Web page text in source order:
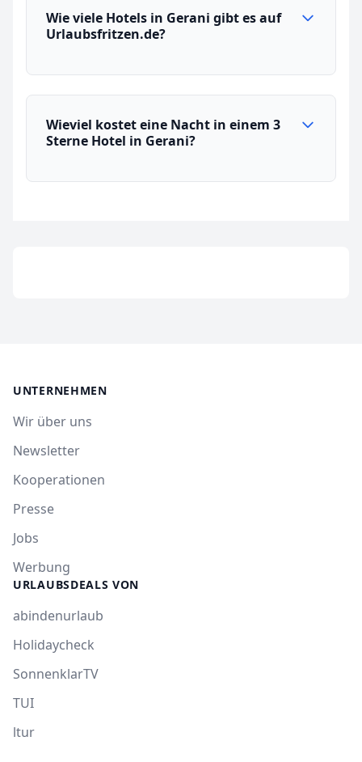
Wie viele Hotels in Gerani gibt es auf
Urlaubsfritzen.de?
Wieviel kostet eine Nacht in einem 3
Sterne Hotel in Gerani?
UNTERNEHMEN
Wir über uns
Newsletter
Kooperationen
Presse
Jobs
Werbung
URLAUBSDEALS VON
abindenurlaub
Holidaycheck
SonnenklarTV
TUI
ltur